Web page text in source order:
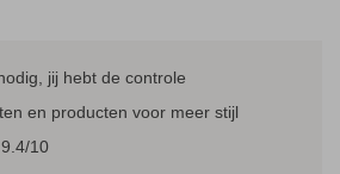
jij hebt de controle
en producten voor meer stijl
10